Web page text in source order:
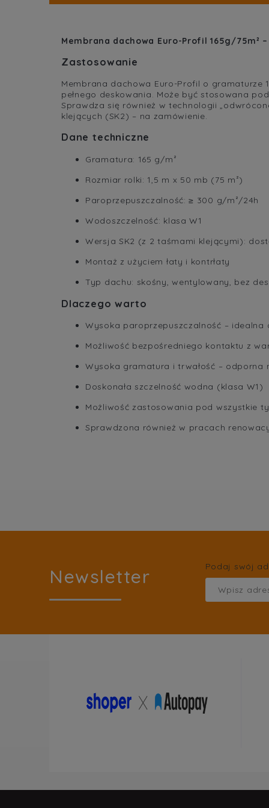
Membrana dachowa Euro-Profil 165g/
Zastosowanie
Membrana dachowa Euro-Profil o
pełnego deskowania. Może być stosowana
Sprawdza się również w technologii
klejących (SK2) – na zamówienie.
Dane techniczne
Gramatura: 165 g/m²
Rozmiar rolki: 1,5 m x 50 mb (75 m²)
Paroprzepuszczalność: ≥ 300 g/m²/24h
Wodoszczelność: klasa W1
Wersja SK2 (z 2 taśmami klejącymi):
Montaż z użyciem łaty i kontrłaty
Typ dachu: skośny, wentylowany, bez
Dlaczego warto
Wysoka paroprzepuszczalność –
Możliwość bezpośredniego kontaktu z
Wysoka gramatura i trwałość – odporna
Doskonała szczelność wodna (klasa W1)
Możliwość zastosowania pod wszystkie
Sprawdzona również w pracach
Newsletter Podaj swój